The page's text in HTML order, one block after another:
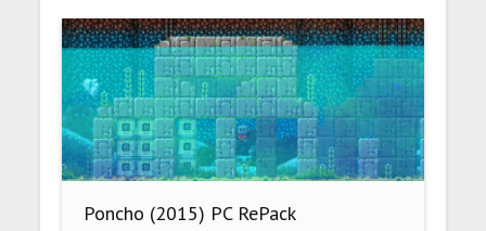
Poncho (2015) PC RePack